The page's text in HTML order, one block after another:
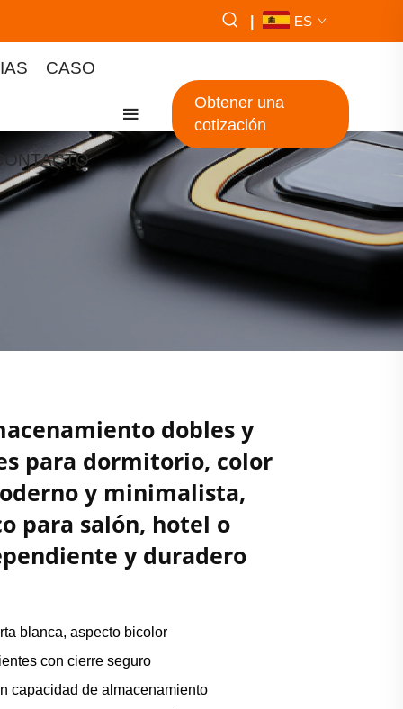
ES
CASO
Obtener una
cotización
dobles y
para dormitorio, color
y minimalista,
para salón, hotel o
y duradero
blanca, aspecto bicolor
con cierre seguro
capacidad de almacenamiento